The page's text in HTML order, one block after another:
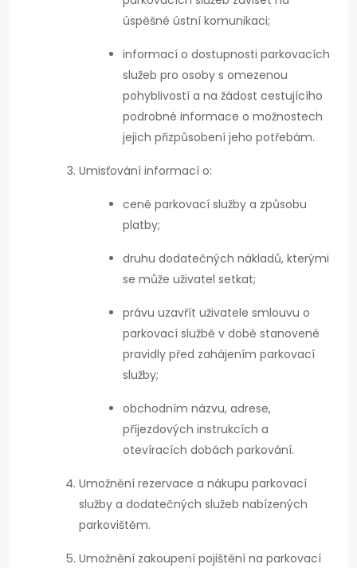
úspěšné ústní komunikaci;
informací o dostupnosti parkovacích
služeb pro osoby s omezenou
pohyblivostí a na žádost cestujícího
podrobné informace o možnostech
jejich přizpůsobení jeho potřebám.
Umisťování informací o:
ceně parkovací služby a způsobu
platby;
druhu dodatečných nákladů, kterými
se může uživatel setkat;
právu uzavřít uživatele smlouvu o
parkovací službě v době stanovené
pravidly před zahájením parkovací
služby;
obchodním názvu, adrese,
příjezdových instrukcích a
otevíracích dobách parkování.
Umožnění rezervace a nákupu parkovací
služby a dodatečných služeb nabízených
parkovištěm.
Umožnění zakoupení pojištění na parkovací